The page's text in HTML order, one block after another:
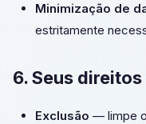
Minimização de
estritamente
6. Seus direitos
Exclusão — limpe